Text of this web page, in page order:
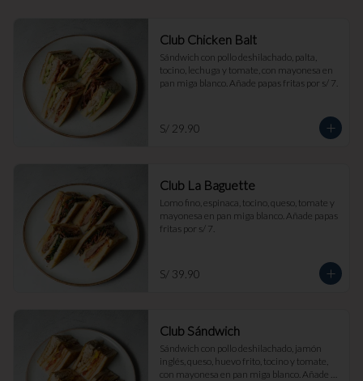
Club Chicken Balt
Sándwich con pollo deshilachado, palta,
tocino, lechuga y tomate, con mayonesa en
pan miga blanco. Añade papas fritas por s/ 7.
S/ 29.90
Club La Baguette
Lomo fino, espinaca, tocino, queso, tomate y
mayonesa en pan miga blanco. Añade papas
fritas por s/ 7.
S/ 39.90
Club Sándwich
Sándwich con pollo deshilachado, jamón
inglés, queso, huevo frito, tocino y tomate,
con mayonesa en pan miga blanco. Añade